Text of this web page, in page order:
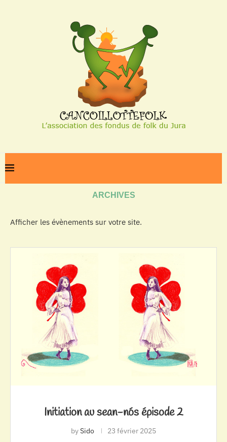
ARCHIVES
Afficher les évènements sur votre site.
Initiation au sean-nós épisode 2
bySido 23 février 2025